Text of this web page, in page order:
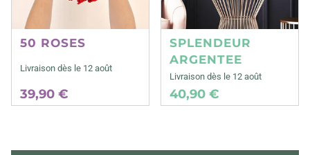
50 ROSES
Livraison dès le 12 août
39,90 €
SPLENDEUR
ARGENTEE
Livraison dès le 12 août
40,90 €